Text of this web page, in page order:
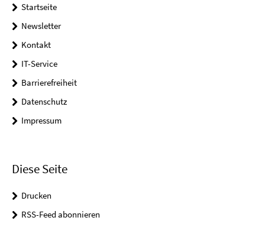
Startseite
Newsletter
Kontakt
IT-Service
Barrierefreiheit
Datenschutz
Impressum
Diese Seite
Drucken
RSS-Feed abonnieren